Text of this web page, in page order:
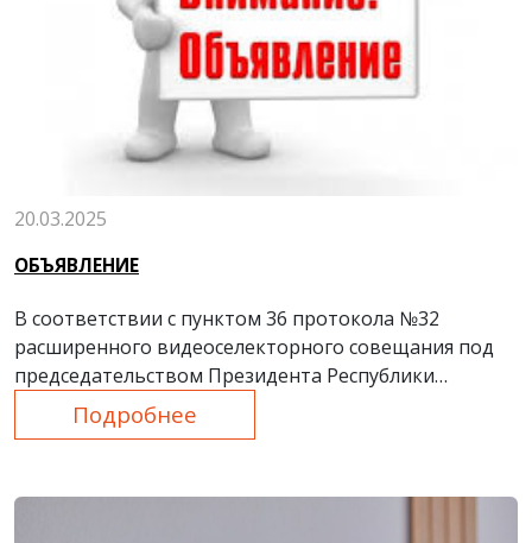
20.03.2025
ОБЪЯВЛЕНИЕ
В соответствии с пунктом 36 протокола №32
расширенного видеоселекторного совещания под
председательством Президента Республики
Узбекистан от 20 июня 2024 года, начиная с
2024/2025 учебного года, ежегодно будут
Подробнее